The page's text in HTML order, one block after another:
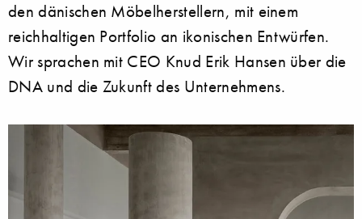
den dänischen Möbelherstellern, mit einem
reichhaltigen Portfolio an ikonischen Entwürfen.
Wir sprachen mit CEO Knud Erik Hansen über die
DNA und die Zukunft des Unternehmens.